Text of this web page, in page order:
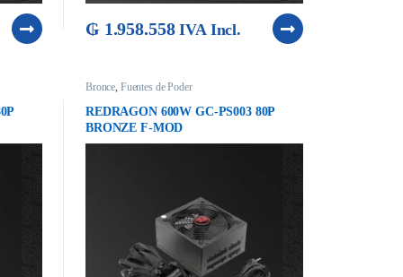
₲ 1.958.558 IVA Incl.
Bronce, Fuentes de Poder
REDRAGON 600W GC-PS003 80P
BRONZE F-MOD